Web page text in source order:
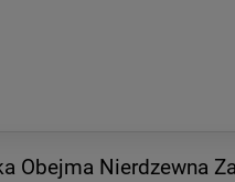
Obejma Nierdzewna